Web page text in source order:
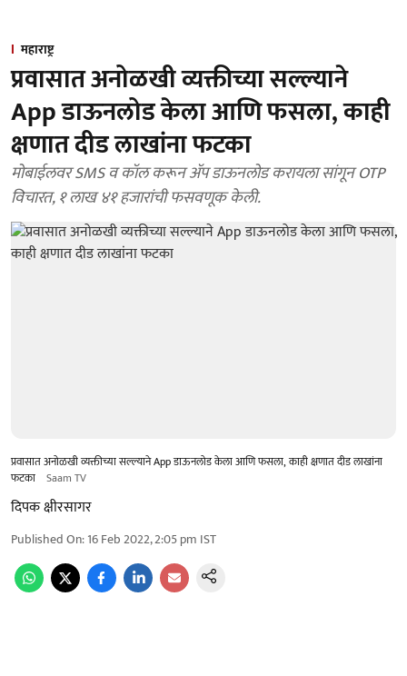
महाराष्ट्र
प्रवासात अनोळखी व्यक्तीच्या सल्ल्याने
App डाऊनलोड केला आणि फसला, काही
क्षणात दीड लाखांना फटका
मोबाईलवर SMS व कॉल करून ॲप डाऊनलोड करायला सांगून OTP
विचारत, १ लाख ४१ हजारांची फसवणूक केली.
प्रवासात अनोळखी व्यक्तीच्या सल्ल्याने App डाऊनलोड केला आणि फसला, काही क्षणात दीड लाखांना
फटका Saam TV
दिपक क्षीरसागर
Published On:16 Feb 2022, 2:05 pm IST